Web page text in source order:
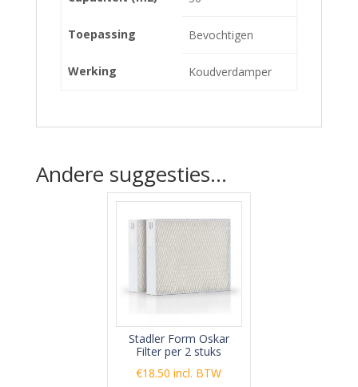
Toepassing Bevochtigen
Werking Koudverdamper
Andere suggesties…
Stadler Form Oskar
Filter per 2 stuks
€18.50 incl. BTW